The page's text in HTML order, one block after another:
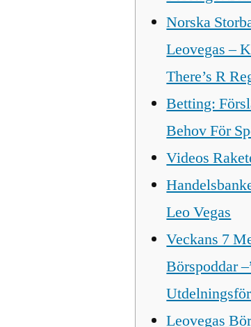
Norska
Leovegas –
There’s R
Betting:
Behov För
Videos
Leo Vegas
Veckans 7
Börspoddar
Leovegas